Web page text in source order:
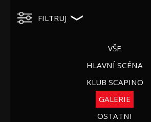
FILTRUJ
VŠE
HLAVNÍ SCÉNA
KLUB SCAPINO
GALERIE
OSTATNI